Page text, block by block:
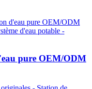
pure OEM/ODM